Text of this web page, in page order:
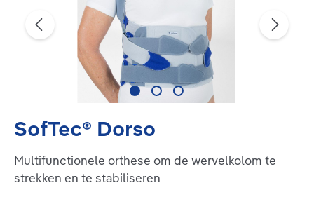
SofTec® Dorso
Multifunctionele orthese om de wervelkolom te
strekken en te stabiliseren